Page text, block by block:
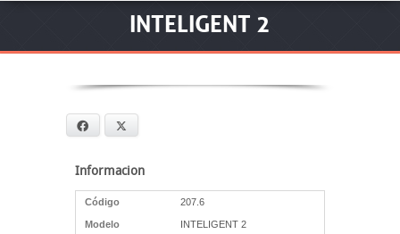
INTELIGENT 2
Facebook
Informacion
Código 207.6
Modelo INTELIGENT 2